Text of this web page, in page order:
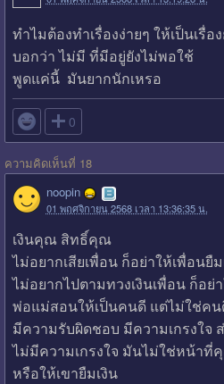
ทำไมต้องทำเรื่องง่ายๆ ให้เป็นเรื่
บอกว่า ไม่มี ที่มีอยู่ยังไม่พอใช้
พูดแค่นี้ มันยากนักเหรอ
 0
ความคิดเห็นที่ 18
noopin
01 พฤศจิกายน 2568 เวลา 13:36:35 น.
เงินคุณ สิทธิ์คุณ
ไม่อยากเสียเพื่อน ก็อย่าให้เพื่อนยืม
ไม่อยากไปตามทวงเงินเพื่อน ก็อย่
พ่อแม่สอนให้เป็นคนดี แต่ไม่ใช่คน
มีความรับผิดชอบ มีความเกรงใ
ไม่มีความเกรงใจ มันไม่ใช่หน้าที่
หรือให้เขายืมเงิน